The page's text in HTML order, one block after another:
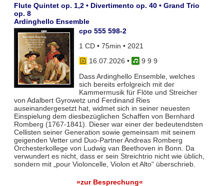
Flute Quintet op. 1,2 • Divertimento op. 40 • Grand Trio
op. 8
Ardinghello Ensemble
cpo 555 598-2
1 CD • 75min • 2021
16.07.2026 •
9 9 9
Dass Ardinghello Ensemble, welches
sich bereits erfolgreich mit der
Kammermusik für Flöte und Streicher
von Adalbert Gyrowetz und Ferdinand Ries
auseinandergesetzt hat, widmet sich in seiner neuesten
Einspielung dem diesbezüglichen Schaffen von Bernhard
Romberg (1767-1841). Dieser war einer der bedeutendsten
Cellisten seiner Generation sowie gemeinsam mit seinem
geigenden Vetter und Duo-Partner Andreas Romberg
Orchesterkollege von Ludwig van Beethoven in Bonn. Da
verwundert es nicht, dass er sein Streichtrio nicht wie üblich,
sondern mit „pour Violoncelle, Violon et Alto“ überschrieb.
»zur Besprechung«